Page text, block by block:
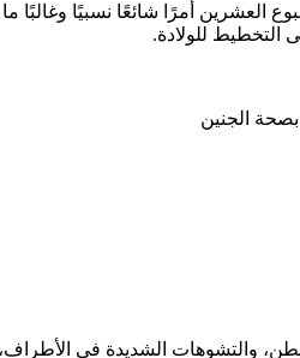
العشرين أمرًا شائعًا نسبيًا وغالبًا
التخطيط للولادة.
والتشوهات الشديدة في